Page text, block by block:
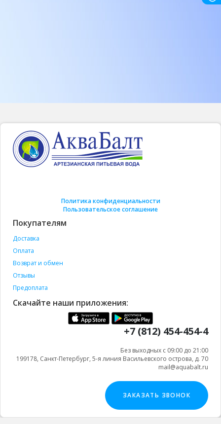
Политика конфиденциальности
Пользовательское соглашение
Покупателям
Доставка
Оплата
Возврат и обмен
Отзывы
Предоплата
Скачайте наши приложения:
+7 (812) 454-454-4
Без выходных с 09:00 до 21:00
199178, Санкт-Петербург, 5-я линия Васильевского острова, д. 70
mail@aquabalt.ru
ЗАКАЗАТЬ ЗВОНОК